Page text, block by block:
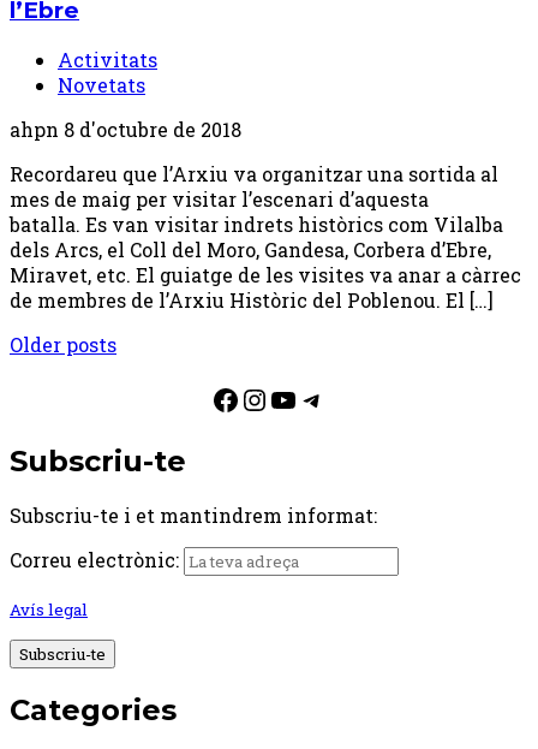
l’Ebre
Activitats
Novetats
ahpn 8 d'octubre de 2018
Recordareu que l’Arxiu va organitzar una sortida al
mes de maig per visitar l’escenari d’aquesta
batalla. Es van visitar indrets històrics com Vilalba
dels Arcs, el Coll del Moro, Gandesa, Corbera d’Ebre,
Miravet, etc. El guiatge de les visites va anar a càrrec
de membres de l’Arxiu Històric del Poblenou. El […]
Posts
Older posts
Facebook
Instagram
YouTube
Telegram
Subscriu-te
Subscriu-te i et mantindrem informat:
Correu electrònic:
Avís legal
Categories